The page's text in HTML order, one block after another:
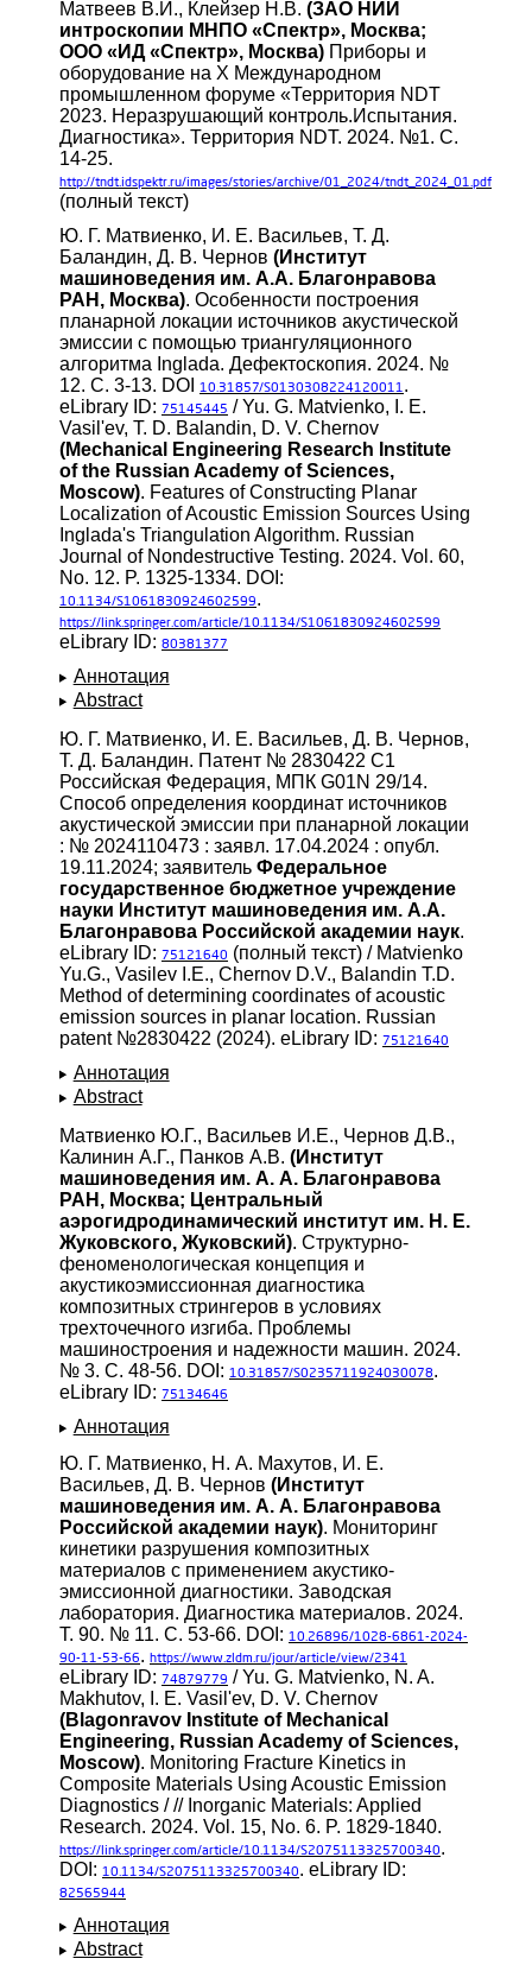
Матвеев В.И., Клейзер Н.В. (ЗАО НИИ
интроскопии МНПО «Спектр», Москва;
ООО «ИД «Спектр», Москва) Приборы и
оборудование на Х Международном
промышленном форуме «Территория NDT
2023. Неразрушающий контроль.Испытания.
Диагностика». Территория NDT. 2024. №1. С.
14-25.
http://tndt.idspektr.ru/images/stories/archive/01_2024/tndt_2024_01.pdf
(полный текст)
Ю. Г. Матвиенко, И. Е. Васильев, Т. Д.
Баландин, Д. В. Чернов (Институт
машиноведения им. А.А. Благонравова
РАН, Москва). Особенности построения
планарной локации источников акустической
эмиссии с помощью триангуляционного
алгоритма Inglada. Дефектоскопия. 2024. №
12. С. 3-13. DOI
10.31857/S0130308224120011.
eLibrary ID: 75145445 / Yu. G. Matvienko, I. E.
Vasil'ev, T. D. Balandin, D. V. Chernov
(Mechanical Engineering Research Institute
of the Russian Academy of Sciences,
Moscow). Features of Constructing Planar
Localization of Acoustic Emission Sources Using
Inglada's Triangulation Algorithm. Russian
Journal of Nondestructive Testing. 2024. Vol. 60,
No. 12. P. 1325-1334. DOI:
10.1134/S1061830924602599.
https://link.springer.com/article/10.1134/S1061830924602599
eLibrary ID: 80381377
Аннотация
Abstract
Ю. Г. Матвиенко, И. Е. Васильев, Д. В. Чернов,
Т. Д. Баландин. Патент № 2830422 C1
Российская Федерация, МПК G01N 29/14.
Способ определения координат источников
акустической эмиссии при планарной локации
: № 2024110473 : заявл. 17.04.2024 : опубл.
19.11.2024; заявитель Федеральное
государственное бюджетное учреждение
науки Институт машиноведения им. А.А.
Благонравова Российской академии наук.
eLibrary ID: 75121640 (полный текст) / Matvienko
Yu.G., Vasilev I.E., Chernov D.V., Balandin T.D.
Method of determining coordinates of acoustic
emission sources in planar location. Russian
patent №2830422 (2024). eLibrary ID: 75121640
Аннотация
Abstract
Матвиенко Ю.Г., Васильев И.Е., Чернов Д.В.,
Калинин А.Г., Панков А.В. (Институт
машиноведения им. А. А. Благонравова
РАН, Москва; Центральный
аэрогидродинамический институт им. Н. Е.
Жуковского, Жуковский). Структурно-
феноменологическая концепция и
акустикоэмиссионная диагностика
композитных стрингеров в условиях
трехточечного изгиба. Проблемы
машиностроения и надежности машин. 2024.
№ 3. С. 48-56. DOI: 10.31857/S0235711924030078.
eLibrary ID: 75134646
Аннотация
Ю. Г. Матвиенко, Н. А. Махутов, И. Е.
Васильев, Д. В. Чернов (Институт
машиноведения им. А. А. Благонравова
Российской академии наук). Мониторинг
кинетики разрушения композитных
материалов с применением акустико-
эмиссионной диагностики. Заводская
лаборатория. Диагностика материалов. 2024.
Т. 90. № 11. С. 53-66. DOI: 10.26896/1028-6861-2024-
90-11-53-66. https://www.zldm.ru/jour/article/view/2341
eLibrary ID: 74879779 / Yu. G. Matvienko, N. A.
Makhutov, I. E. Vasil'ev, D. V. Chernov
(Blagonravov Institute of Mechanical
Engineering, Russian Academy of Sciences,
Moscow). Monitoring Fracture Kinetics in
Composite Materials Using Acoustic Emission
Diagnostics / // Inorganic Materials: Applied
Research. 2024. Vol. 15, No. 6. P. 1829-1840.
https://link.springer.com/article/10.1134/S2075113325700340.
DOI: 10.1134/S2075113325700340. eLibrary ID:
82565944
Аннотация
Abstract